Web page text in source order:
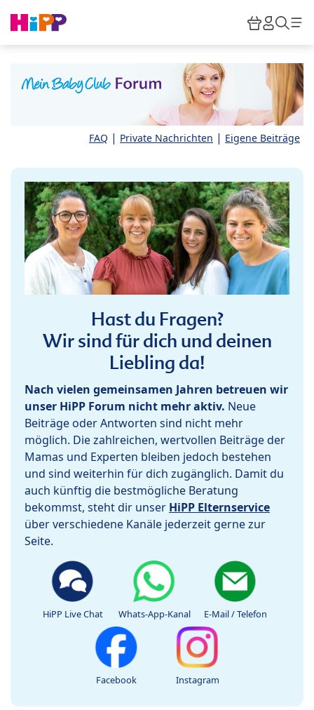
HiPP
FAQ | Private Nachrichten | Eigene Beiträge
Hast du Fragen?
Wir sind für dich und deinen
Liebling da!
Nach vielen gemeinsamen Jahren betreuen wir
unser HiPP Forum nicht mehr aktiv. Neue
Beiträge oder Antworten sind nicht mehr
möglich. Die zahlreichen, wertvollen Beiträge der
Mamas und Experten bleiben jedoch bestehen
und sind weiterhin für dich zugänglich. Damit du
auch künftig die bestmögliche Beratung
bekommst, steht dir unser HiPP Elternservice
über verschiedene Kanäle jederzeit gerne zur
Seite.
HiPP Live Chat Whats-App-Kanal E-Mail / Telefon
Facebook Instagram